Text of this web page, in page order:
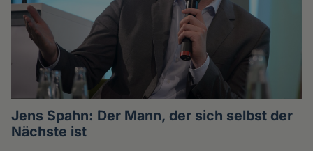
Jens Spahn: Der Mann, der sich selbst der
Nächste ist